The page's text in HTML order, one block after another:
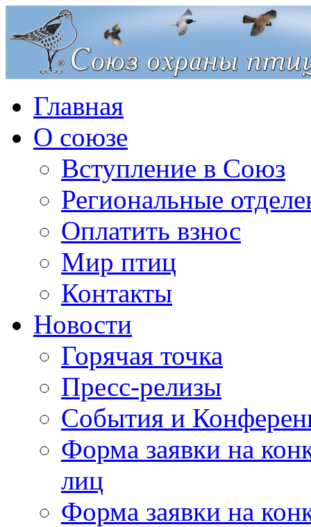
Главная
О союзе
Вступление в Союз
Региональные
Оплатить взнос
Мир птиц
Контакты
Новости
Горячая точка
Пресс-релизы
События и
Форма заявки на
лиц
Форма заявки на